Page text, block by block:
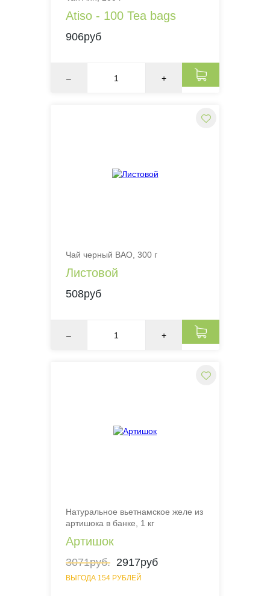
Atiso - 100 Tea bags
906руб
– +
Чай черный BAO, 300 г
Листовой
508руб
– +
Натуральное вьетнамское желе из
артишока в банке, 1 кг
Артишок
3071руб. 2917руб
ВЫГОДА 154 РУБЛЕЙ